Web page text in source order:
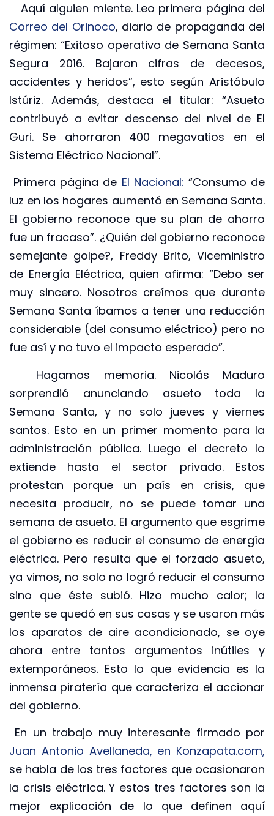
Aquí alguien miente. Leo primera página del
Correo del Orinoco, diario de propaganda del
régimen: “Exitoso operativo de Semana Santa
Segura 2016. Bajaron cifras de decesos,
accidentes y heridos”, esto según Aristóbulo
Istúriz. Además, destaca el titular: “Asueto
contribuyó a evitar descenso del nivel de El
Guri. Se ahorraron 400 megavatios en el
Sistema Eléctrico Nacional”.
Primera página de El Nacional: “Consumo de
luz en los hogares aumentó en Semana Santa.
El gobierno reconoce que su plan de ahorro
fue un fracaso”. ¿Quién del gobierno reconoce
semejante golpe?, Freddy Brito, Viceministro
de Energía Eléctrica, quien afirma: “Debo ser
muy sincero. Nosotros creímos que durante
Semana Santa íbamos a tener una reducción
considerable (del consumo eléctrico) pero no
fue así y no tuvo el impacto esperado”.
Hagamos memoria. Nicolás Maduro
sorprendió anunciando asueto toda la
Semana Santa, y no solo jueves y viernes
santos. Esto en un primer momento para la
administración pública. Luego el decreto lo
extiende hasta el sector privado. Estos
protestan porque un país en crisis, que
necesita producir, no se puede tomar una
semana de asueto. El argumento que esgrime
el gobierno es reducir el consumo de energía
eléctrica. Pero resulta que el forzado asueto,
ya vimos, no solo no logró reducir el consumo
sino que éste subió. Hizo mucho calor; la
gente se quedó en sus casas y se usaron más
los aparatos de aire acondicionado, se oye
ahora entre tantos argumentos inútiles y
extemporáneos. Esto lo que evidencia es la
inmensa piratería que caracteriza el accionar
del gobierno.
En un trabajo muy interesante firmado por
Juan Antonio Avellaneda, en Konzapata.com,
se habla de los tres factores que ocasionaron
la crisis eléctrica. Y estos tres factores son la
mejor explicación de lo que definen aquí